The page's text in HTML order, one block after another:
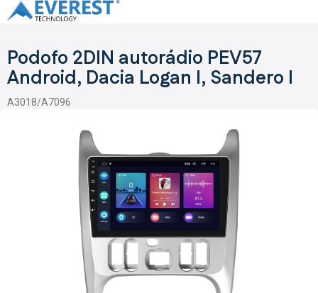
Přejít
na
Podofo 2DIN autorádio PEV57
Android, Dacia Logan I, Sandero I
A3018/A7096